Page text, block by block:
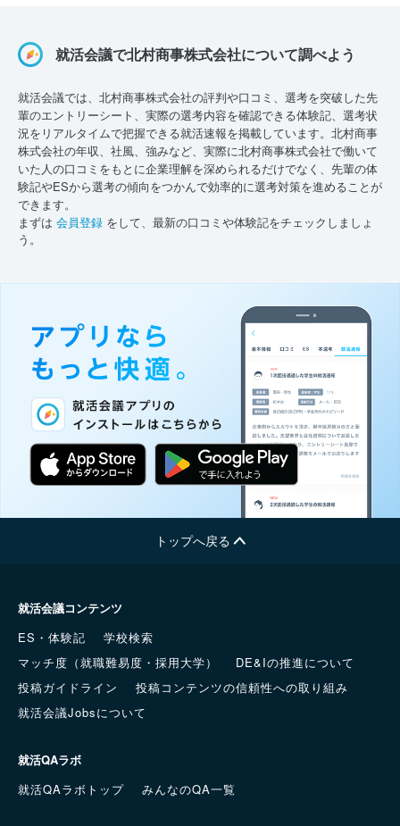
就活会議で北村商事株式会社について調べよう
就活会議では、北村商事株式会社の評判や口コミ、選考を突破した先
輩のエントリーシート、実際の選考内容を確認できる体験記、選考状
況をリアルタイムで把握できる就活速報を掲載しています。北村商事
株式会社の年収、社風、強みなど、実際に北村商事株式会社で働いて
いた人の口コミをもとに企業理解を深められるだけでなく、先輩の体
験記やESから選考の傾向をつかんで効率的に選考対策を進めることが
できます。
まずは 会員登録 をして、最新の口コミや体験記をチェックしましょ
う。
トップへ戻る
就活会議コンテンツ
ES・体験記
学校検索
マッチ度（就職難易度・採用大学）
DE&Iの推進について
投稿ガイドライン
投稿コンテンツの信頼性への取り組み
就活会議Jobsについて
就活QAラボ
就活QAラボトップ
みんなのQA一覧